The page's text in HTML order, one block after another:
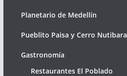
Planetario de Medellín
Pueblito Paisa y Cerro Nutibara
Gastronomía
Restaurantes El Poblado